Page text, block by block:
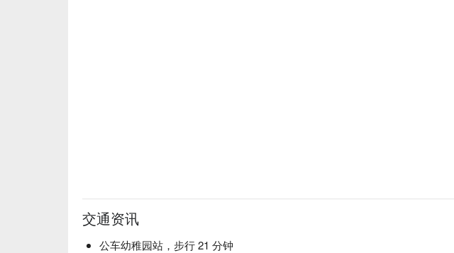
交通资讯
公车幼稚园站，步行 21 分钟